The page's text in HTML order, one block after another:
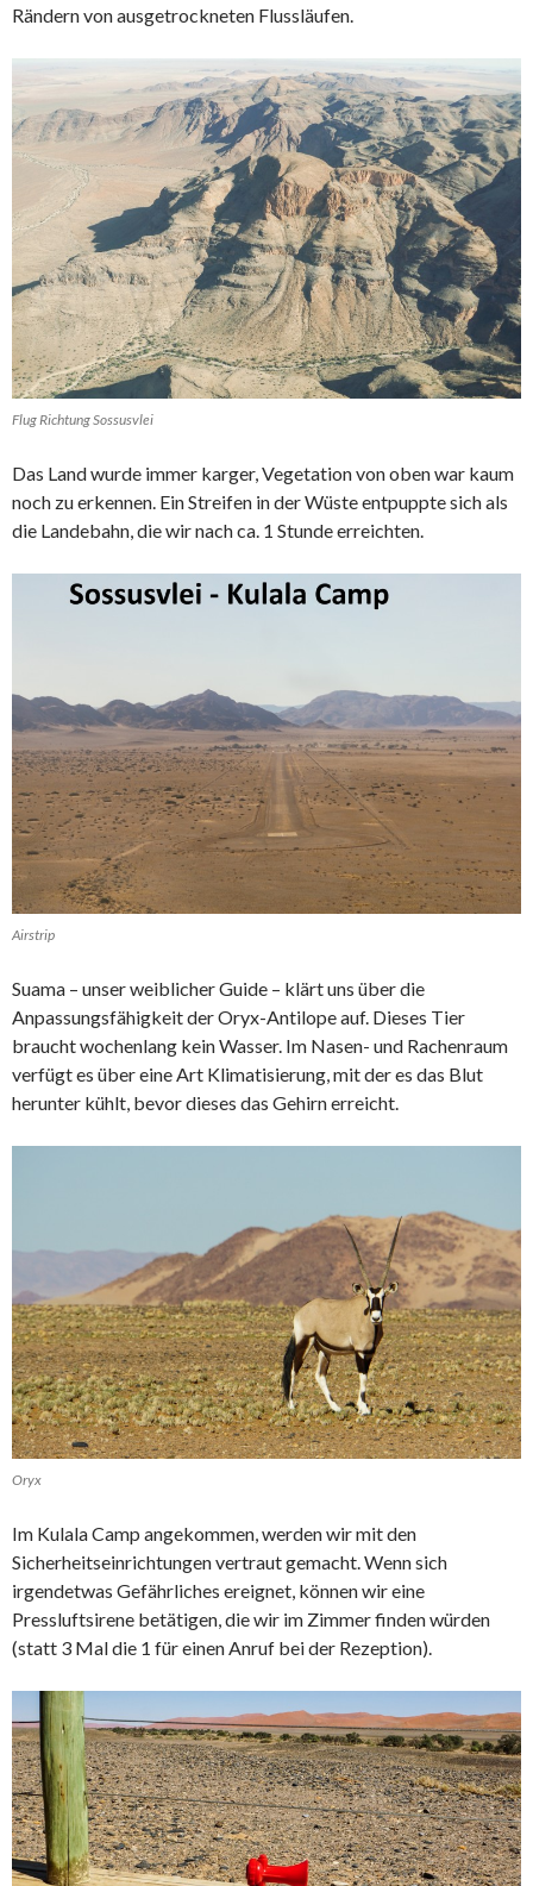
Rändern von ausgetrockneten Flussläufen.
Flug Richtung Sossusvlei
Das Land wurde immer karger, Vegetation von oben war kaum
noch zu erkennen. Ein Streifen in der Wüste entpuppte sich als
die Landebahn, die wir nach ca. 1 Stunde erreichten.
Airstrip
Suama – unser weiblicher Guide – klärt uns über die
Anpassungsfähigkeit der Oryx-Antilope auf. Dieses Tier
braucht wochenlang kein Wasser. Im Nasen- und Rachenraum
verfügt es über eine Art Klimatisierung, mit der es das Blut
herunter kühlt, bevor dieses das Gehirn erreicht.
Oryx
Im Kulala Camp angekommen, werden wir mit den
Sicherheitseinrichtungen vertraut gemacht. Wenn sich
irgendetwas Gefährliches ereignet, können wir eine
Pressluftsirene betätigen, die wir im Zimmer finden würden
(statt 3 Mal die 1 für einen Anruf bei der Rezeption).